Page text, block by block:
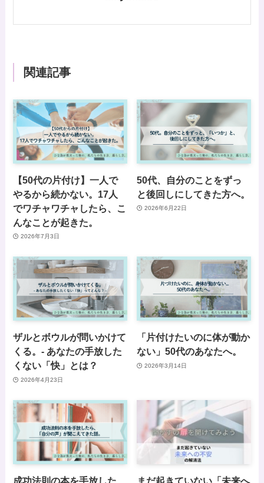
関連記事
【50代の片付け】一人で
やるから続かない。17人
でワチャワチャしたら、こ
んなことが起きた。
2026年7月3日
50代、自分のことをずっ
と後回しにしてきた方へ。
2026年6月22日
ザルとボウルが問いかけて
くる。- あなたの手放した
くない「快」とは？
2026年4月23日
「片付けたいのに体が動か
ない」50代のあなたへ。
2026年3月14日
成功法則の本を手放した
まだ起きていない「未来へ